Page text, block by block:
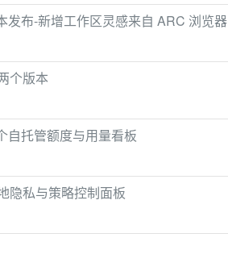
发布-新增工作区灵感来自 ARC 浏览器
个版本
自托管额度与用量看板
隐私与策略控制面板